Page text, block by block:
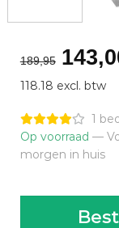
189,95
prijs
was:
118.18 excl. btw
1
Op voorraad —
morgen in huis